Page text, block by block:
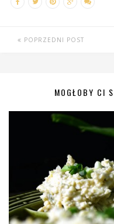
POPRZEDNI POST
MOGŁOBY CI